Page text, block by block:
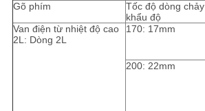
Gõ phím
Tốc độ dòng chảy
khẩu độ
Van điện từ nhiệt độ cao
2L: Dòng 2L
170: 17mm
200: 22mm